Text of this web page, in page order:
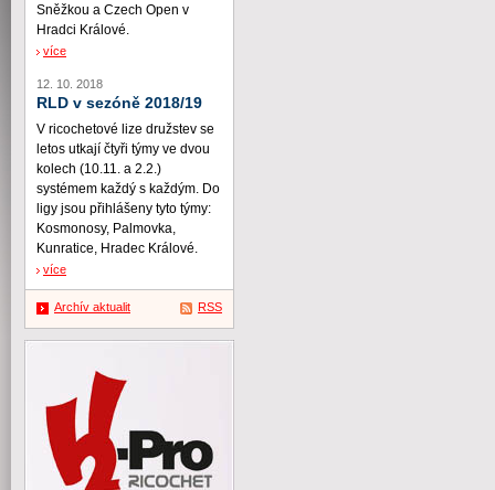
Sněžkou a Czech Open v
Hradci Králové.
více
12. 10. 2018
RLD v sezóně 2018/19
V ricochetové lize družstev se
letos utkají čtyři týmy ve dvou
kolech (10.11. a 2.2.)
systémem každý s každým. Do
ligy jsou přihlášeny tyto týmy:
Kosmonosy, Palmovka,
Kunratice, Hradec Králové.
více
Archív aktualit RSS